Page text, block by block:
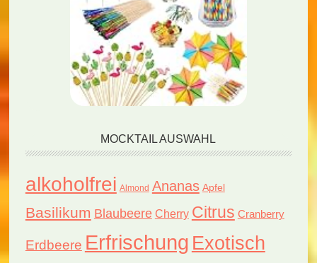
MOCKTAIL AUSWAHL
alkoholfrei Almond Ananas Apfel
Basilikum Blaubeere Cherry Citrus Cranberry
Erdbeere Erfrischung Exotisch